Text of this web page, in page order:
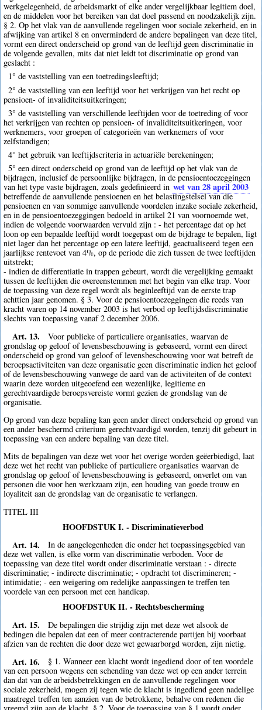
werkgelegenheid, de arbeidsmarkt of elke ander vergelijkbaar legitiem doel,
en de middelen voor het bereiken van dat doel passend en noodzakelijk zijn.
§ 2. Op het vlak van de aanvullende regelingen voor sociale zekerheid, en in
afwijking van artikel 8 en onverminderd de andere bepalingen van deze titel,
vormt een direct onderscheid op grond van de leeftijd geen discriminatie in
de volgende gevallen, mits dat niet leidt tot discriminatie op grond van
geslacht :
1° de vaststelling van een toetredingsleeftijd;
2° de vaststelling van een leeftijd voor het verkrijgen van het recht op
pensioen- of invaliditeitsuitkeringen;
3° de vaststelling van verschillende leeftijden voor de toetreding of voor
het verkrijgen van rechten op pensioen- of invaliditeitsuitkeringen, voor
werknemers, voor groepen of categorieën van werknemers of voor
zelfstandigen;
4° het gebruik van leeftijdscriteria in actuariële berekeningen;
5° een direct onderscheid op grond van de leeftijd op het vlak van de
bijdragen, inclusief de persoonlijke bijdragen, in de pensioentoezeggingen
van het type vaste bijdragen, zoals gedefinieerd in wet van 28 april 2003
betreffende de aanvullende pensioenen en het belastingstelsel van die
pensioenen en van sommige aanvullende voordelen inzake sociale zekerheid,
en in de pensioentoezeggingen bedoeld in artikel 21 van voornoemde wet,
indien de volgende voorwaarden vervuld zijn : - het percentage dat op het
loon op een bepaalde leeftijd wordt toegepast om de bijdrage te bepalen, ligt
niet lager dan het percentage op een latere leeftijd, geactualiseerd tegen een
jaarlijkse rentevoet van 4%, op de periode die zich tussen de twee leeftijden
uitstrekt;
- indien de differentiatie in trappen gebeurt, wordt die vergelijking gemaakt
tussen de leeftijden die overeenstemmen met het begin van elke trap. Voor
de toepassing van deze regel wordt als beginleeftijd van de eerste trap
achttien jaar genomen. § 3. Voor de pensioentoezeggingen die reeds van
kracht waren op 14 november 2003 is het verbod op leeftijdsdiscriminatie
slechts van toepassing vanaf 2 december 2006.
Art. 13.
Voor publieke of particuliere organisaties, waarvan de
grondslag op geloof of levensbeschouwing is gebaseerd, vormt een direct
onderscheid op grond van geloof of levensbeschouwing voor wat betreft de
beroepsactiviteiten van deze organisatie geen discriminatie indien het geloof
of de levensbeschouwing vanwege de aard van de activiteiten of de context
waarin deze worden uitgeoefend een wezenlijke, legitieme en
gerechtvaardigde beroepsvereiste vormt gezien de grondslag van de
organisatie.
Op grond van deze bepaling kan geen ander direct onderscheid op grond van
een ander beschermd criterium gerechtvaardigd worden, tenzij dit gebeurt in
toepassing van een andere bepaling van deze titel.
Mits de bepalingen van deze wet voor het overige worden geëerbiedigd, laat
deze wet het recht van publieke of particuliere organisaties waarvan de
grondslag op geloof of levensbeschouwing is gebaseerd, onverlet om van
personen die voor hen werkzaam zijn, een houding van goede trouw en
loyaliteit aan de grondslag van de organisatie te verlangen.
TITEL III
HOOFDSTUK I. - Discriminatieverbod
Art. 14.
In de aangelegenheden die onder het toepassingsgebied van
deze wet vallen, is elke vorm van discriminatie verboden. Voor de
toepassing van deze titel wordt onder discriminatie verstaan : - directe
discriminatie; - indirecte discriminatie; - opdracht tot discrimineren; -
intimidatie; - een weigering om redelijke aanpassingen te treffen ten
voordele van een persoon met een handicap.
HOOFDSTUK II. - Rechtsbescherming
Art. 15.
De bepalingen die strijdig zijn met deze wet alsook de
bedingen die bepalen dat een of meer contracterende partijen bij voorbaat
afzien van de rechten die door deze wet gewaarborgd worden, zijn nietig.
Art. 16.
§ 1. Wanneer een klacht wordt ingediend door of ten voordele
van een persoon wegens een schending van deze wet op een ander terrein
dan dat van de arbeidsbetrekkingen en de aanvullende regelingen voor
sociale zekerheid, mogen zij tegen wie de klacht is ingediend geen nadelige
maatregel treffen ten aanzien van de betrokkene, behalve om redenen die